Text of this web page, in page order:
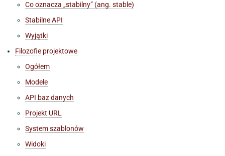
Co oznacza „stabilny” (ang. stable)
Stabilne API
Wyjątki
Filozofie projektowe
Ogółem
Modele
API baz danych
Projekt URL
System szablonów
Widoki